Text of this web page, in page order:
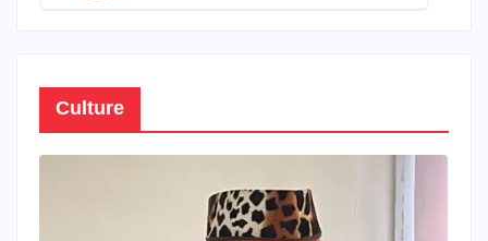
Culture